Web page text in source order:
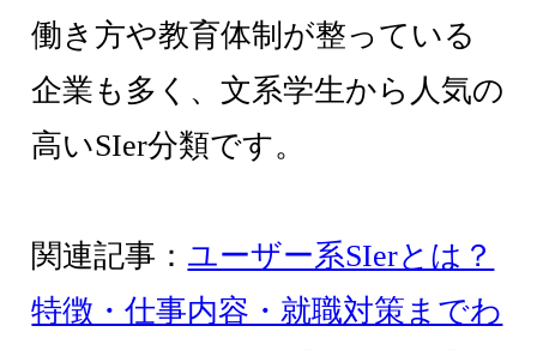
働き方や教育体制が整っている
企業も多く、文系学生から人気の
高いSIer分類です。
関連記事： ユーザー系SIerとは？
特徴・仕事内容・就職対策までわ